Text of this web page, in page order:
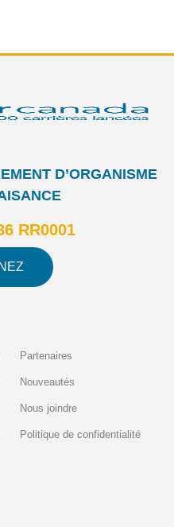
D’ORGANISME
RR0001
Partenaires
Nouveautés
Nous joindre
Politique de confidentialité